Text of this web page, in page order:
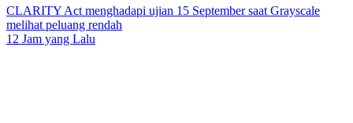
CLARITY Act menghadapi ujian 15 September saat Grayscale
melihat peluang rendah
12 Jam yang Lalu